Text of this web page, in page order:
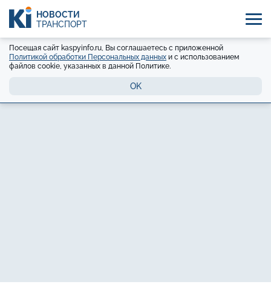
НОВОСТИ
ТРАНСПОРТ
Посещая сайт kaspyinfo.ru, Вы соглашаетесь с приложенной
Политикой обработки Персональных данных и с использованием
файлов cookie, указанных в данной Политике.
OK